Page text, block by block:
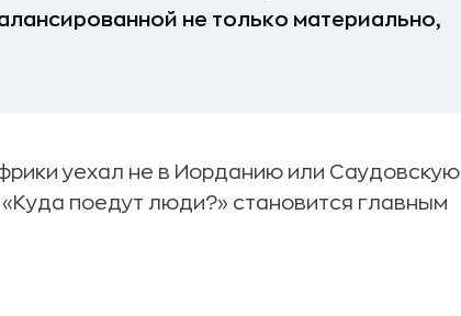
не только материально,
уехал не в Иорданию или Саудовскую
поедут люди?» становится главным